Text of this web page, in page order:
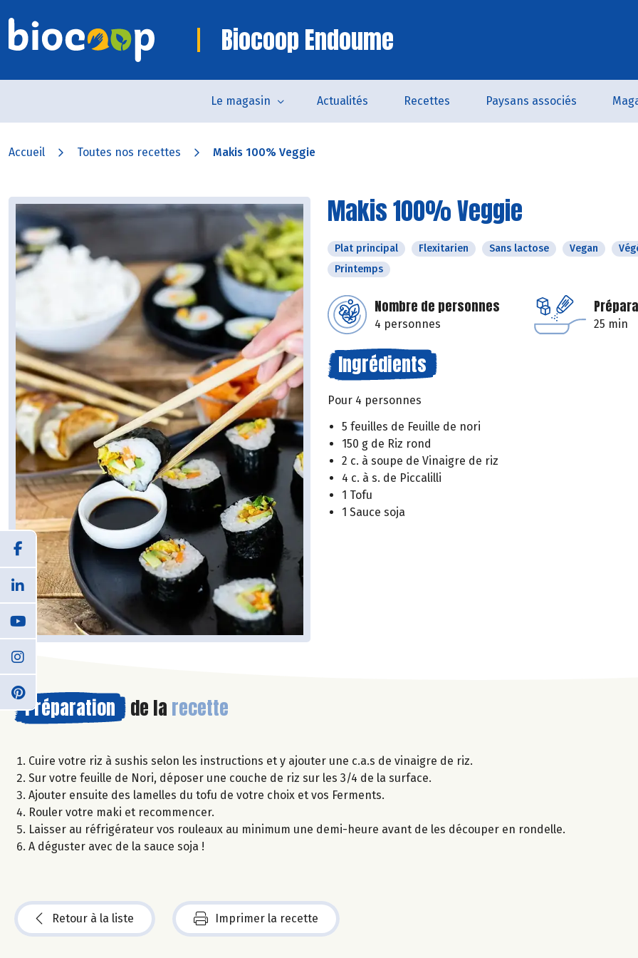
Biocoop Endoume
Le magasin Actualités Recettes Paysans associés
Accueil Toutes nos recettes Makis 100% Veggie
Makis 100% Veggie
Plat principal Flexitarien Sans lactose Vegan
Printemps
Nombre de personnes
4 personnes 25 min
Ingrédients
Pour 4 personnes
5 feuilles de Feuille de nori
150 g de Riz rond
2 c. à soupe de Vinaigre de riz
4 c. à s. de Piccalilli
1 Tofu
1 Sauce soja
Préparation de la recette
Cuire votre riz à sushis selon les instructions et y ajouter une c.a.s de vinaigre de riz.
Sur votre feuille de Nori, déposer une couche de riz sur les 3/4 de la surface.
Ajouter ensuite des lamelles du tofu de votre choix et vos Ferments.
Rouler votre maki et recommencer.
Laisser au réfrigérateur vos rouleaux au minimum une demi-heure avant de les découper en rondelle.
A déguster avec de la sauce soja !
Retour à la liste Imprimer la recette